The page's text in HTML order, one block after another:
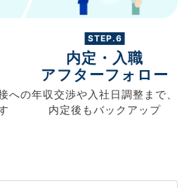
への
STEP.6
内定・入職
アフターフォロー
年収交渉や入社日調整まで、
内定後もバックアップ